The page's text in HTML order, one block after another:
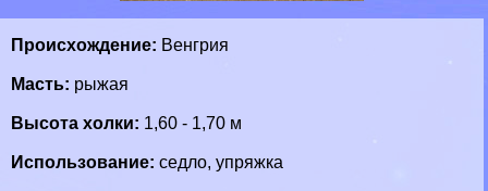
Происхождение: Венгрия
Масть: рыжая
Высота холки: 1,60 - 1,70 м
Использование: седло, упряжка